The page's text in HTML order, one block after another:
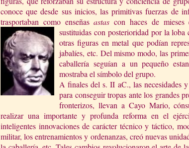
conoce que desde sus inicios, las primitivas fuerzas de
trasportaban como enseñasastas con haces de
sustituidas con posterioridad por la
otras figuras en metal que podían
jabalíes, etc. Del mismo modo, las
caballería seguían a un pequeño
mostraba el símbolo del grupo.
A finales del s. II aC., las necesidades
para conseguir tropas ante los grandes
fronterizos, llevan a Cayo Mario,
realizar una importante y profunda reforma en el
inteligentes innovaciones de carácter técnico y táctico,
militar, los entrenamientos y ordenanzas, creó nuevas